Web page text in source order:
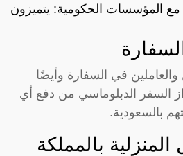
مع المؤسسات الحكومية: يتميزون
في السفارة وأيضًا
السفر الدبلوماسي من دفع أي
بالسعودية.
بالمملكة